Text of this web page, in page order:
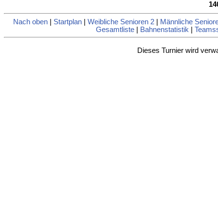
Nach oben Startplan Weibliche Senioren 2
Männliche
Gesamtliste| Bahnenstatistik
Dieses Turnier wird